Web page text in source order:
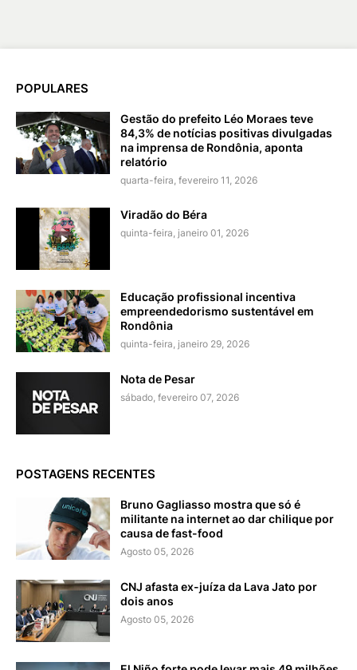
POPULARES
Gestão do prefeito Léo Moraes teve
84,3% de notícias positivas divulgadas
na imprensa de Rondônia, aponta
relatório
quarta-feira, fevereiro 11, 2026
Viradão do Béra
quinta-feira, janeiro 01, 2026
Educação profissional incentiva
empreendedorismo sustentável em
Rondônia
quinta-feira, janeiro 29, 2026
Nota de Pesar
sábado, fevereiro 07, 2026
POSTAGENS RECENTES
Bruno Gagliasso mostra que só é
militante na internet ao dar chilique por
causa de fast-food
Agosto 05, 2026
CNJ afasta ex-juíza da Lava Jato por
dois anos
Agosto 05, 2026